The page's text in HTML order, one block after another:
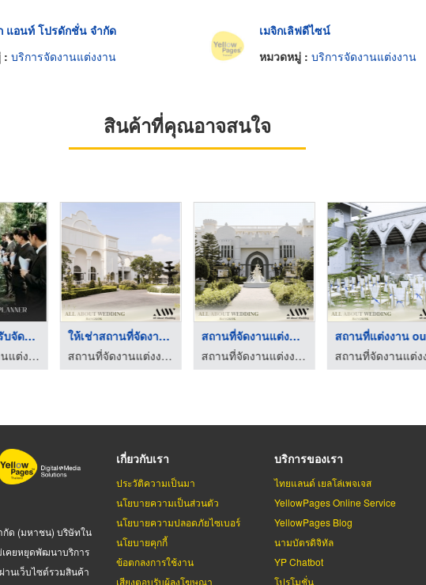
แอนท์ โปรดักชั่น จำกัด
: บริการจัดงานแต่งงาน
เมจิกเลิฟดีไซน์
หมวดหมู่ : บริการจัดงานแต่งงาน
สินค้าที่คุณอาจสนใจ
แนะนำบริษัทรับจัดงาน ...
บริษัทรับจัดงานแต่งงาน - Hugweddingplanner
ให้เช่าสถานที่จัดงาน ...
สถานที่จัดงานแต่งงาน มินิมอล - allabout wedding
สถานที่จัดงานแต่งครบ ...
สถานที่จัดงานแต่งงาน มินิมอล - allabout wedding
กัด (มหาชน) บริษัทใน
เคยหยุดพัฒนาบริการ
นเว็บไซต์รวมสินค้า
เกี่ยวกับเรา
ประวัติความเป็นมา
นโยบายความเป็นส่วนตัว
นโยบายความปลอดภัยไซเบอร์
นโยบายคุกกี้
ข้อตกลงการใช้งาน
เสียงตอบรับผู้ลงโฆษณา
บริการของเรา
ไทยแลนด์ เยลโล่เพจเจส
YellowPages Online Service
YellowPages Blog
นามบัตรดิจิทัล
YP Chatbot
โปรโมชั่น